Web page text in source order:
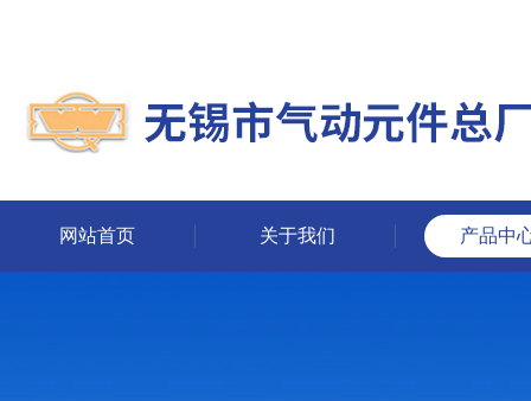
网站首页 关于我们 产品中